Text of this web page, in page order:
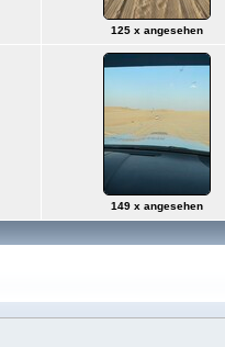
125 x angesehen
149 x angesehen